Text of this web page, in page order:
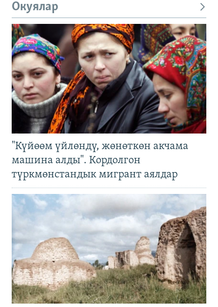
Окуялар
"Күйөөм үйлөндү, жөнөткөн акчама
машина алды". Кордолгон
түркмөнстандык мигрант аялдар